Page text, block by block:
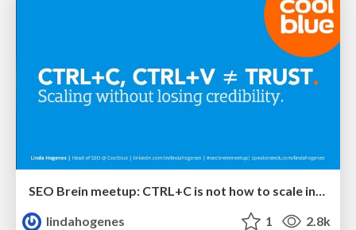
SEO Brein meetup: CTRL+C is not how to scale international SEO
lindahogenes
1 2.8k